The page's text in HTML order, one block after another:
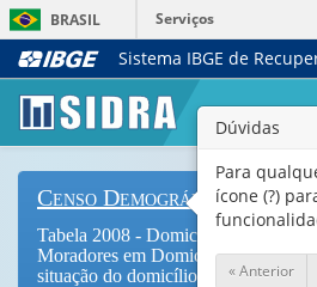
BRASIL
Serviços
Sistema IBGE de
Censo Demográfico
Tabela 2008 - Domicílios particulares
Moradores em Domicílios
situação do domicílio e número de
Dúvidas
Para
ícone (?)
« Anterior